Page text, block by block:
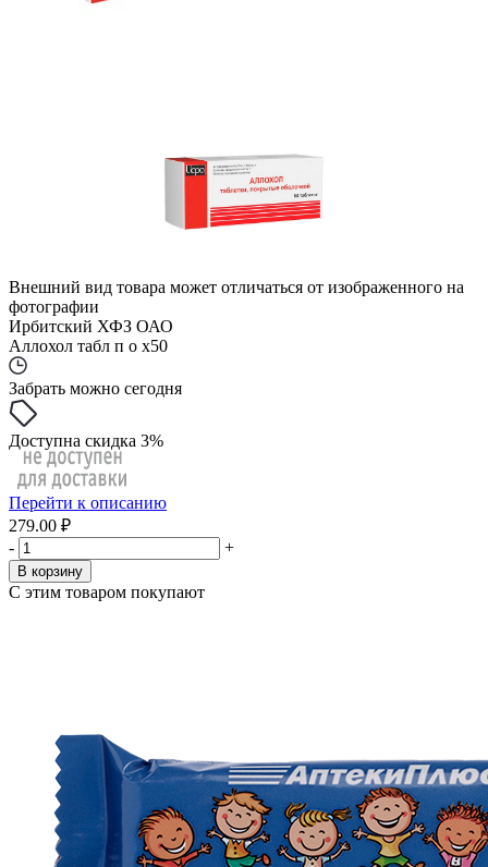
Внешний вид товара может отличаться от изображенного на
фотографии
Ирбитский ХФЗ ОАО
Аллохол табл п о x50
Забрать можно сегодня
Доступна скидка 3%
Перейти к описанию
279.00 ₽
-
+
В корзину
С этим товаром покупают